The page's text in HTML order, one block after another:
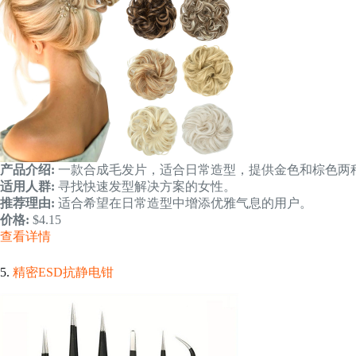
产品介绍: 一款合成毛发片，适合日常造型，提供金色和棕色两
适用人群: 寻找快速发型解决方案的女性。
推荐理由: 适合希望在日常造型中增添优雅气息的用户。
价格: $4.15
查看详情
5. 精密ESD抗静电钳